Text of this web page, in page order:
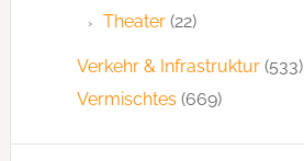
Theater(22)
Verkehr & Infrastruktur(533)
Vermischtes (669)